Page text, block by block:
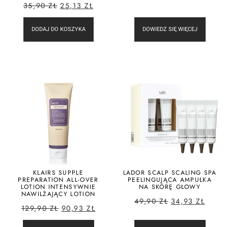
35,90ZŁ 25,13 ZŁ
DODAJ DO KOSZYKA DOWIEDZ SIĘ WIĘCEJ
KLAIRS SUPPLE
PREPARATION ALL-OVER
LOTION INTENSYWNIE
NAWILŻAJĄCY LOTION
129,90ZŁ 90,93ZŁ
LADOR SCALP SCALING SPA
PEELINGUJĄCA AMPUŁKA
NA SKÓRĘ GŁOWY
49,90ZŁ 34,93ZŁ